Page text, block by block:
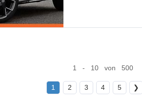
1 - 10 von 500
1 2 3 4 5 ❯